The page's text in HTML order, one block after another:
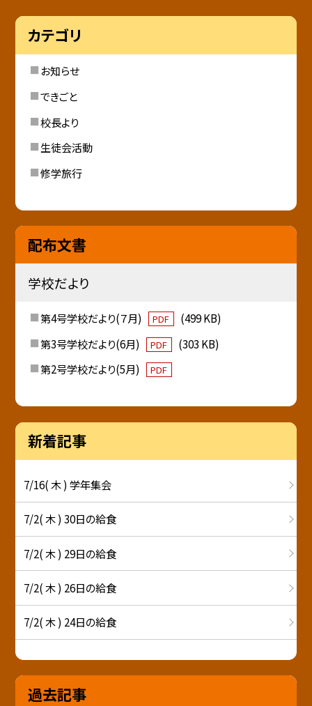
カテゴリ
お知らせ
できごと
校長より
生徒会活動
修学旅行
配布文書
学校だより
第4号学校だより(７月) PDF
(499 KB)
第3号学校だより(6月)
PDF
(303 KB)
第2号学校だより(5月)
PDF
新着記事
7/16( 木 ) 学年集会
7/2( 木 ) 30日の給食
7/2( 木 ) 29日の給食
7/2( 木 ) 26日の給食
7/2( 木 ) 24日の給食
過去記事